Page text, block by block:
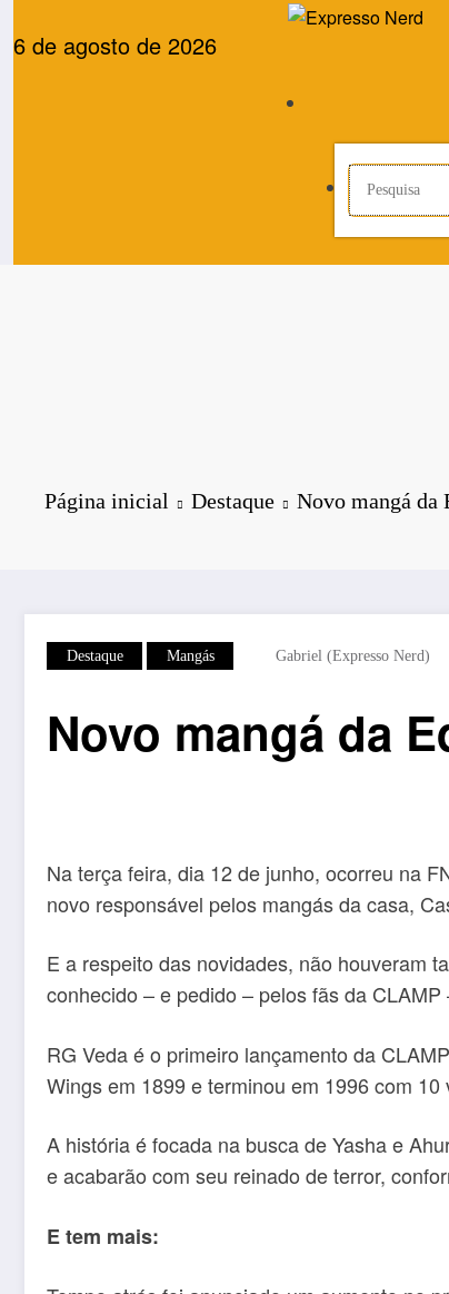
para
6 de agosto de 2026
Página inicial Destaque Novo mangá da
Destaque Mangás Gabriel (Expresso Nerd)
Novo mangá da
Na terça feira, dia 12 de junho, ocorreu na
novo responsável pelos mangás da casa,
E a respeito das novidades, não houveram
conhecido – e pedido – pelos fãs da CLAMP
RG Veda é o primeiro lançamento da
Wings em 1899 e terminou em 1996 com
A história é focada na busca de Yasha e
e acabarão com seu reinado de terror,
E tem mais: